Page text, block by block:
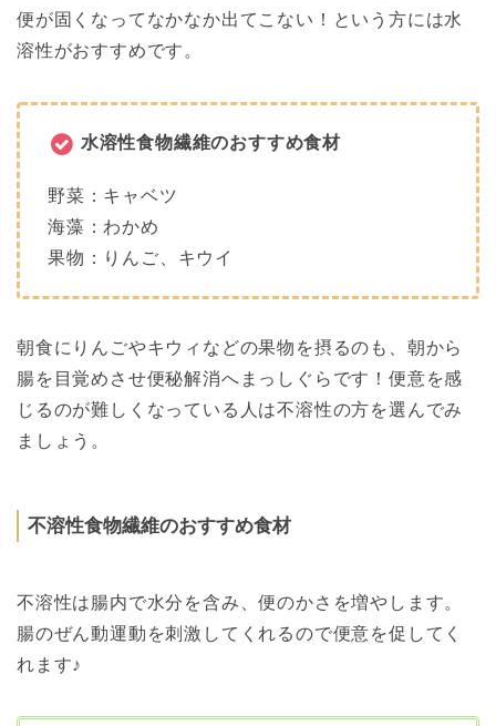
便が固くなってなかなか出てこない！という方には水
溶性がおすすめです。
水溶性食物繊維のおすすめ食材
野菜：キャベツ
海藻：わかめ
果物：りんご、キウイ
朝食にりんごやキウィなどの果物を摂るのも、朝から
腸を目覚めさせ便秘解消へまっしぐらです！ 便意を感
じるのが難しくなっている人は不溶性の方を選んでみ
ましょう。
不溶性食物繊維のおすすめ食材
不溶性は腸内で水分を含み、便のかさを増やします。
腸のぜん動運動を刺激してくれるので便意を促してく
れます♪